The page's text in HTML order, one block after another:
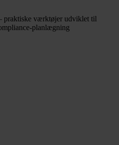
praktiske værktøjer udviklet til
planlægning